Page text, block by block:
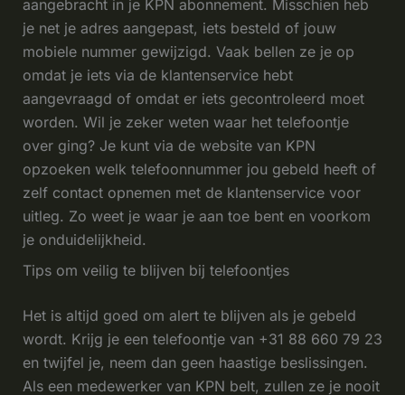
aangebracht in je KPN abonnement. Misschien heb
je net je adres aangepast, iets besteld of jouw
mobiele nummer gewijzigd. Vaak bellen ze je op
omdat je iets via de klantenservice hebt
aangevraagd of omdat er iets gecontroleerd moet
worden. Wil je zeker weten waar het telefoontje
over ging? Je kunt via de website van KPN
opzoeken welk telefoonnummer jou gebeld heeft of
zelf contact opnemen met de klantenservice voor
uitleg. Zo weet je waar je aan toe bent en voorkom
je onduidelijkheid.
Tips om veilig te blijven bij telefoontjes
Het is altijd goed om alert te blijven als je gebeld
wordt. Krijg je een telefoontje van +31 88 660 79 23
en twijfel je, neem dan geen haastige beslissingen.
Als een medewerker van KPN belt, zullen ze je nooit